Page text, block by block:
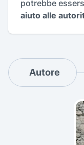
potrebbe
aiuto alle
Autore